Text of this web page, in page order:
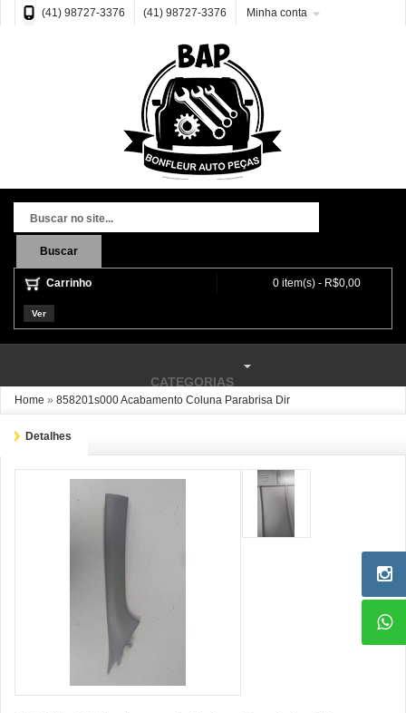
(41) 98727-3376 (41) 98727-3376 Minha conta
Buscar
Carrinho 0 item(s) - R$0,00
Ver
CATEGORIAS
Home » 858201s000 Acabamento Coluna Parabrisa Dir
Detalhes